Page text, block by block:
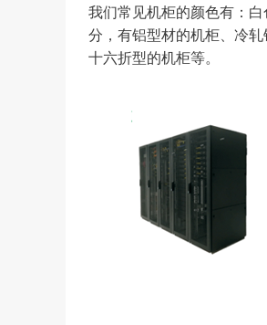
我们常见机柜的颜色有：
分，有铝型材的机柜、冷
十六折型的机柜等。